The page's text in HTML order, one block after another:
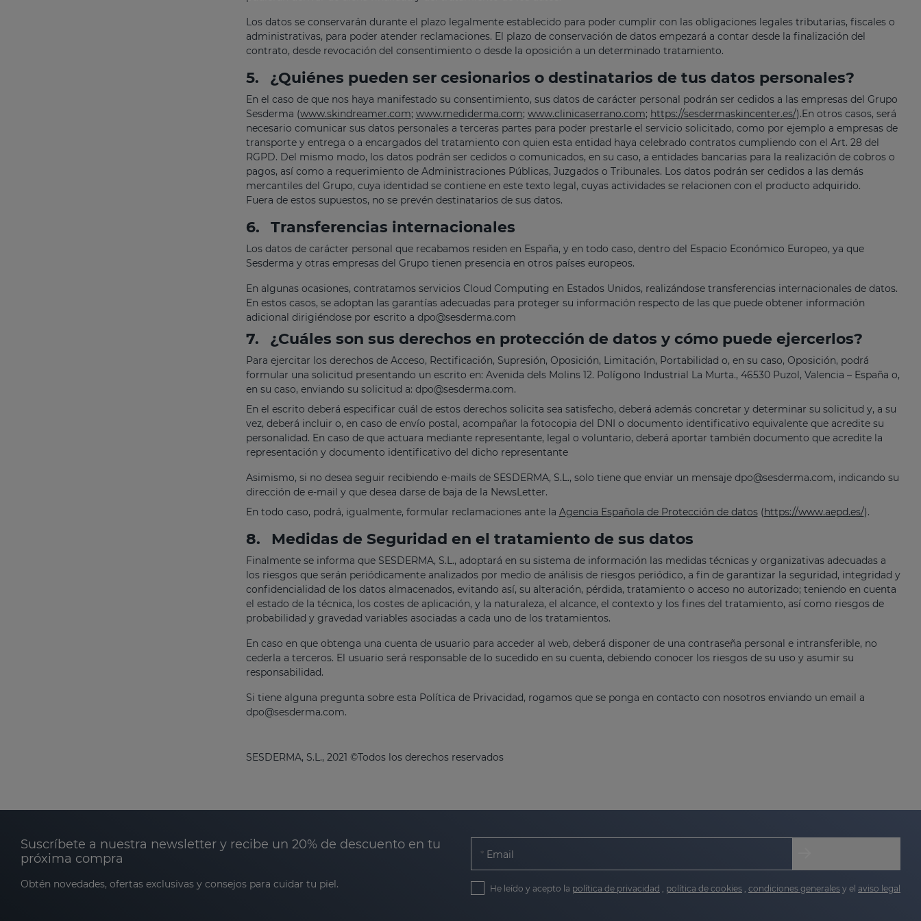
Los datos se conservarán durante el plazo legalmente establecido para poder cumplir con las obligaciones legales tributarias, fiscales o
administrativas, para poder atender reclamaciones. El plazo de conservación de datos empezará a contar desde la finalización del
contrato, desde revocación del consentimiento o desde la oposición a un determinado tratamiento.
5. ¿Quiénes pueden ser cesionarios o destinatarios de tus datos personales?
En el caso de que nos haya manifestado su consentimiento, sus datos de carácter personal podrán ser cedidos a las empresas del Grupo
Sesderma (www.skindreamer.com; www.mediderma.com; www.clinicaserrano.com; https://sesdermaskincenter.es/).En otros casos, será
necesario comunicar sus datos personales a terceras partes para poder prestarle el servicio solicitado, como por ejemplo a empresas de
transporte y entrega o a encargados del tratamiento con quien esta entidad haya celebrado contratos cumpliendo con el Art. 28 del
RGPD. Del mismo modo, los datos podrán ser cedidos o comunicados, en su caso, a entidades bancarias para la realización de cobros o
pagos, así como a requerimiento de Administraciones Públicas, Juzgados o Tribunales. Los datos podrán ser cedidos a las demás
mercantiles del Grupo, cuya identidad se contiene en este texto legal, cuyas actividades se relacionen con el producto adquirido.
Fuera de estos supuestos, no se prevén destinatarios de sus datos.
6. Transferencias internacionales
Los datos de carácter personal que recabamos residen en España, y en todo caso, dentro del Espacio Económico Europeo, ya que
Sesderma y otras empresas del Grupo tienen presencia en otros países europeos.
En algunas ocasiones, contratamos servicios Cloud Computing en Estados Unidos, realizándose transferencias internacionales de datos.
En estos casos, se adoptan las garantías adecuadas para proteger su información respecto de las que puede obtener información
adicional dirigiéndose por escrito a dpo@sesderma.com
7. ¿Cuáles son sus derechos en protección de datos y cómo puede ejercerlos?
Para ejercitar los derechos de Acceso, Rectificación, Supresión, Oposición, Limitación, Portabilidad o, en su caso, Oposición, podrá
formular una solicitud presentando un escrito en: Avenida dels Molins 12. Polígono Industrial La Murta., 46530 Puzol, Valencia – España o,
en su caso, enviando su solicitud a: dpo@sesderma.com.
En el escrito deberá especificar cuál de estos derechos solicita sea satisfecho, deberá además concretar y determinar su solicitud y, a su
vez, deberá incluir o, en caso de envío postal, acompañar la fotocopia del DNI o documento identificativo equivalente que acredite su
personalidad. En caso de que actuara mediante representante, legal o voluntario, deberá aportar también documento que acredite la
representación y documento identificativo del dicho representante
Asimismo, si no desea seguir recibiendo e-mails de SESDERMA, S.L., solo tiene que enviar un mensaje dpo@sesderma.com, indicando su
dirección de e-mail y que desea darse de baja de la NewsLetter.
En todo caso, podrá, igualmente, formular reclamaciones ante la Agencia Española de Protección de datos(https://www.aepd.es/).
8. Medidas de Seguridad en el tratamiento de sus datos
Finalmente se informa que SESDERMA, S.L., adoptará en su sistema de información las medidas técnicas y organizativas adecuadas a
los riesgos que serán periódicamente analizados por medio de análisis de riesgos periódico, a fin de garantizar la seguridad, integridad y
confidencialidad de los datos almacenados, evitando así, su alteración, pérdida, tratamiento o acceso no autorizado; teniendo en cuenta
el estado de la técnica, los costes de aplicación, y la naturaleza, el alcance, el contexto y los fines del tratamiento, así como riesgos de
probabilidad y gravedad variables asociadas a cada uno de los tratamientos.
En caso en que obtenga una cuenta de usuario para acceder al web, deberá disponer de una contraseña personal e intransferible, no
cederla a terceros. El usuario será responsable de lo sucedido en su cuenta, debiendo conocer los riesgos de su uso y asumir su
responsabilidad.
Si tiene alguna pregunta sobre esta Política de Privacidad, rogamos que se ponga en contacto con nosotros enviando un email a
dpo@sesderma.com.
SESDERMA, S.L., 2021 ©Todos los derechos reservados
Suscríbete a nuestra newsletter y recibe un 20% de descuento en tu
próxima compra
Obtén novedades, ofertas exclusivas y consejos para cuidar tu piel.
Email
He leído y acepto la política de privacidad , política de cookies , condiciones generales y el aviso legal